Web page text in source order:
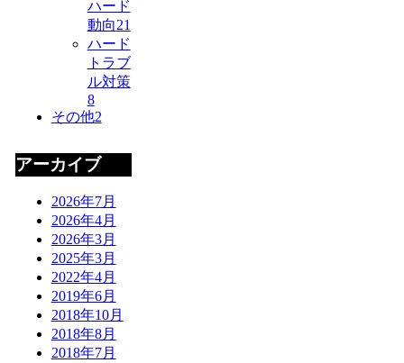
ハード
動向21
ハード
トラブ
ル対策
8
その他2
アーカイブ
2026年7月
2026年4月
2026年3月
2025年3月
2022年4月
2019年6月
2018年10月
2018年8月
2018年7月